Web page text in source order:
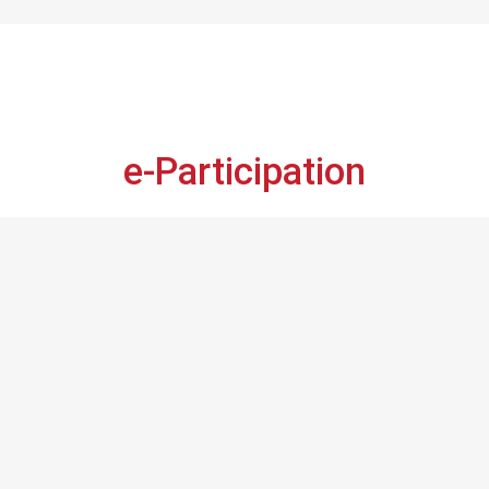
e-Participation